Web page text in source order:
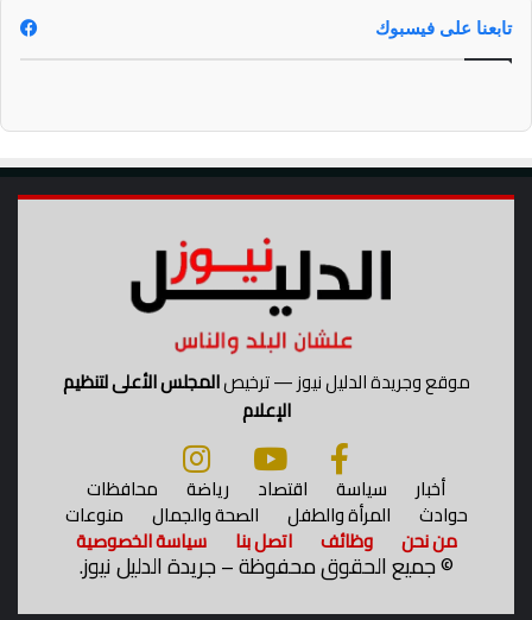
تابعنا على فيسبوك
موقع وجريدة الدليل نيوز — ترخيصالمجلس الأعلى لتنظيم
الإعلام
أخبار سياسة اقتصاد رياضة محافظات
حوادث المرأة والطفل الصحة والجمال منوعات
من نحن وظائف اتصل بنا سياسة الخصوصية
©جميع الحقوق محفوظة – جريدة الدليل نيوز.